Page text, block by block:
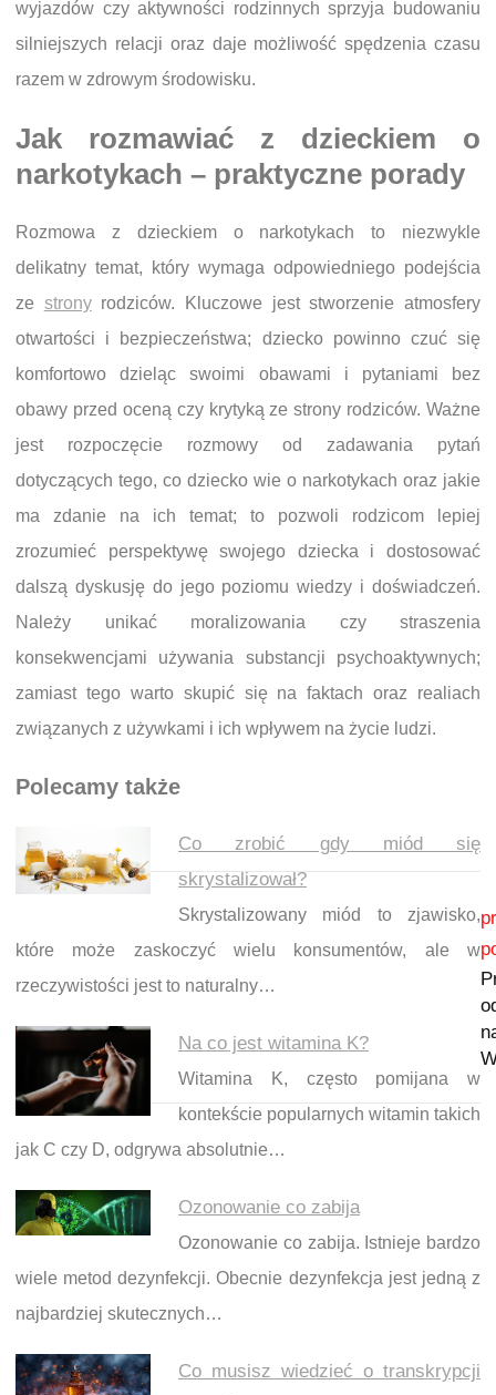
wyjazdów czy aktywności rodzinnych sprzyja budowaniu
silniejszych relacji oraz daje możliwość spędzenia czasu
razem w zdrowym środowisku.
Jak rozmawiać z dzieckiem o
narkotykach – praktyczne porady
Rozmowa z dzieckiem o narkotykach to niezwykle
delikatny temat, który wymaga odpowiedniego podejścia
ze stronyrodziców. Kluczowe jest stworzenie atmosfery
otwartości i bezpieczeństwa; dziecko powinno czuć się
komfortowo dzieląc swoimi obawami i pytaniami bez
obawy przed oceną czy krytyką ze strony rodziców. Ważne
jest rozpoczęcie rozmowy od zadawania pytań
dotyczących tego, co dziecko wie o narkotykach oraz jakie
ma zdanie na ich temat; to pozwoli rodzicom lepiej
zrozumieć perspektywę swojego dziecka i dostosować
dalszą dyskusję do jego poziomu wiedzy i doświadczeń.
Należy unikać moralizowania czy straszenia
konsekwencjami używania substancji psychoaktywnych;
zamiast tego warto skupić się na faktach oraz realiach
związanych z używkami i ich wpływem na życie ludzi.
Polecamy także
Co zrobić gdy miód się
skrystalizował?
Skrystalizowany miód to zjawisko,
które może zaskoczyć wielu konsumentów, ale w
rzeczywistości jest to naturalny…
Na co jest witamina K?
Witamina K, często pomijana w
kontekście popularnych witamin takich
jak C czy D, odgrywa absolutnie…
Ozonowanie co zabija
Ozonowanie co zabija. Istnieje bardzo
wiele metod dezynfekcji. Obecnie dezynfekcja jest jedną z
najbardziej skutecznych…
Co musisz wiedzieć o transkrypcji
Nawigacja wpisu